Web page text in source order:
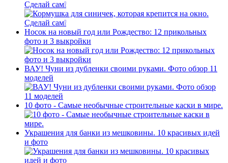
Сделай сам❕
Носок на новый год или Рождество: 12 прикольных
фото и 3 выкройки
ВАУ! Чуни из дубленки своими руками. Фото обзор 11
моделей
10 фото - Самые необычные строительные каски в мире.
Украшения для банки из мешковины. 10 красивых идей
и фото